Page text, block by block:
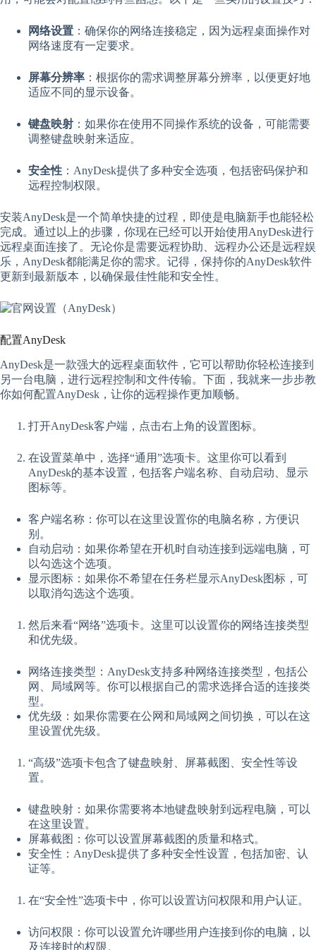
网络设置 ：确保你的网络连接稳定，因为远程桌面操作对
网络速度有一定要求。
屏幕分辨率 ：根据你的需求调整屏幕分辨率，以便更好地
适应不同的显示设备。
键盘映射 ：如果你在使用不同操作系统的设备，可能需要
调整键盘映射来适应。
安全性 ：AnyDesk提供了多种安全选项，包括密码保护和
远程控制权限。
安装AnyDesk是一个简单快捷的过程，即使是电脑新手也能轻松
完成。通过以上的步骤，你现在已经可以开始使用AnyDesk进行
远程桌面连接了。无论你是需要远程协助、远程办公还是远程娱
乐，AnyDesk都能满足你的需求。记得，保持你的AnyDesk软件
更新到最新版本，以确保最佳性能和安全性。
配置AnyDesk
AnyDesk是一款强大的远程桌面软件，它可以帮助你轻松连接到
另一台电脑，进行远程控制和文件传输。下面，我就来一步步教
你如何配置AnyDesk，让你的远程操作更加顺畅。
打开AnyDesk客户端，点击右上角的设置图标。
在设置菜单中，选择“通用”选项卡。这里你可以看到
AnyDesk的基本设置，包括客户端名称、自动启动、显示
图标等。
客户端名称：你可以在这里设置你的电脑名称，方便识
别。
自动启动：如果你希望在开机时自动连接到远端电脑，可
以勾选这个选项。
显示图标：如果你不希望在任务栏显示AnyDesk图标，可
以取消勾选这个选项。
然后来看“网络”选项卡。这里可以设置你的网络连接类型
和优先级。
网络连接类型：AnyDesk支持多种网络连接类型，包括公
网、局域网等。你可以根据自己的需求选择合适的连接类
型。
优先级：如果你需要在公网和局域网之间切换，可以在这
里设置优先级。
“高级”选项卡包含了键盘映射、屏幕截图、安全性等设
置。
键盘映射：如果你需要将本地键盘映射到远程电脑，可以
在这里设置。
屏幕截图：你可以设置屏幕截图的质量和格式。
安全性：AnyDesk提供了多种安全性设置，包括加密、认
证等。
在“安全性”选项卡中，你可以设置访问权限和用户认证。
访问权限：你可以设置允许哪些用户连接到你的电脑，以
及连接时的权限。